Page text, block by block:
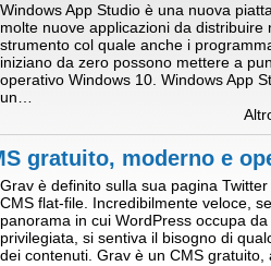
Windows App Studio è una nuova
molte nuove applicazioni da
strumento col quale anche i
iniziano da zero possono mettere a
operativo Windows 10. Windows App
un…
gratuito, moderno e
Grav è definito sulla sua pagina
CMS flat-file. Incredibilmente veloce,
panorama in cui WordPress occupa
privilegiata, si sentiva il bisogno di
dei contenuti. Grav è un CMS